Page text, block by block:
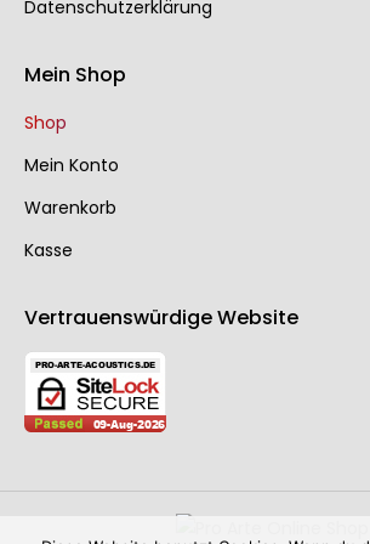
Datenschutzerklärung
Mein Shop
Shop
Mein Konto
Warenkorb
Kasse
Vertrauenswürdige Website